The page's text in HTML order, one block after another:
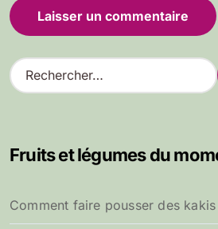
R
e
r
e
r
Fruits et légumes du
Comment faire pousser des